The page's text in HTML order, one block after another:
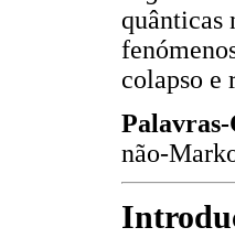
quânticas
colapso e
Palavras-
não-